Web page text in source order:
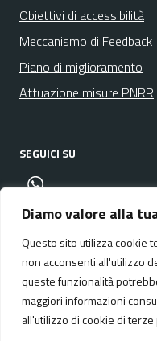
Diamo valore alla
Questo sito utilizza cookie
non acconsenti all'utilizzo
queste funzionalità
maggiori informazioni
all'utilizzo di cookie di terze
Obiettivi di accessibilità
Meccanismo di Feedback
Piano di miglioramento
Attuazione misure PNRR
SEGUICI SU
canale whatsapp
Media policy